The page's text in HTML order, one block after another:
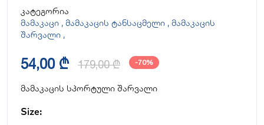
კატეგორია
მამაკაცი , მამაკაცის ტანსაცმელი , მამაკაცის
შარვალი ,
54,00 ₾ 179,00 ₾ -70%
მამაკაცის სპორტული შარვალი
Size: